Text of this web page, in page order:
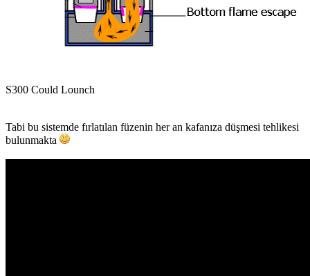
S300 Could Lounch
Tabi bu sistemde fırlatılan füzenin her an kafanıza düşmesi tehlikesi
bulunmakta